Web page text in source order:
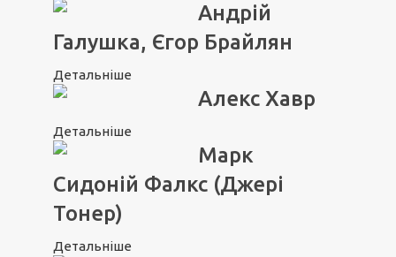
Андрій
Галушка, Єгор Брайлян
Детальніше
Алекс Хавр
Детальніше
Марк
Сидоній Фалкс (Джері
Тонер)
Детальніше